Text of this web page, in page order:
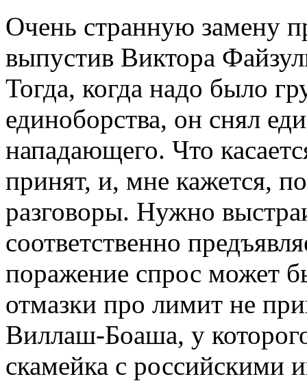
Очень странную замену
выпустив Виктора
Тогда, когда надо было
единоборства, он снял
нападающего. Что
принят, и, мне кажется,
разговоры. Нужно
соответственно
поражение спрос может
отмазки про лимит не
Виллаш-Боаша, у
скамейка с российскими